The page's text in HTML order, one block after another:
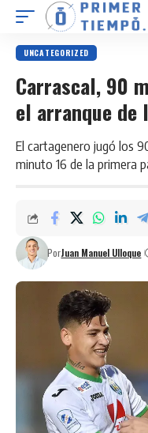
UNCATEGORIZED
Carrascal, 90
el arranque de
El cartagenero jugó los
minuto 16 de la primera
PorJuan Manuel Ulloque